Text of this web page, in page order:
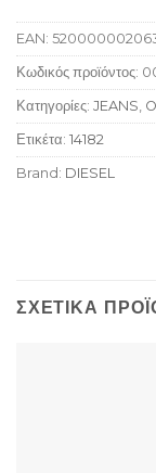
EAN:
Κωδικός προϊόντος:
Κατηγορίες: JEANS,
Ετικέτα: 14182
Brand: DIESEL
ΣΧΕΤΙΚΆ